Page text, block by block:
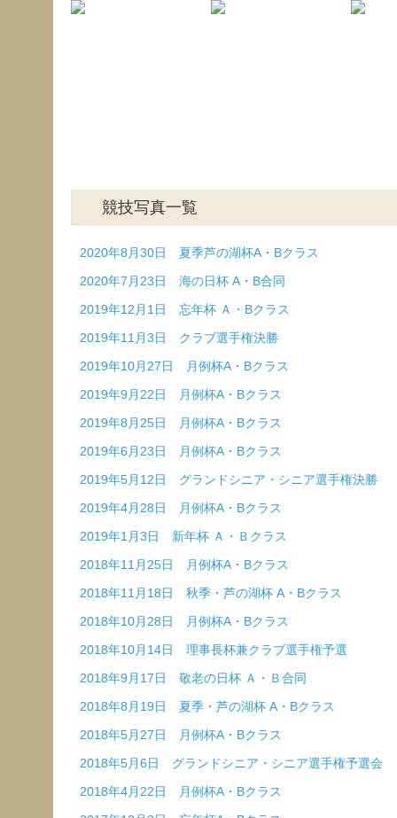
競技写真一覧
2020年8月30日 夏季芦の湖杯A・Bクラス
2020年7月23日 海の日杯 A・B合同
2019年12月1日 忘年杯 Ａ・Bクラス
2019年11月3日 クラブ選手権決勝
2019年10月27日 月例杯A・Bクラス
2019年9月22日 月例杯A・Bクラス
2019年8月25日 月例杯A・Bクラス
2019年6月23日 月例杯A・Bクラス
2019年5月12日 グランドシニア・シニア選手権決勝
2019年4月28日 月例杯A・Bクラス
2019年1月3日 新年杯 Ａ・Ｂクラス
2018年11月25日 月例杯A・Bクラス
2018年11月18日 秋季・芦の湖杯 A・Bクラス
2018年10月28日 月例杯A・Bクラス
2018年10月14日 理事長杯兼クラブ選手権予選
2018年9月17日 敬老の日杯 Ａ・Ｂ合同
2018年8月19日 夏季・芦の湖杯 A・Bクラス
2018年5月27日 月例杯A・Bクラス
2018年5月6日 グランドシニア・シニア選手権予選会
2018年4月22日 月例杯A・Bクラス